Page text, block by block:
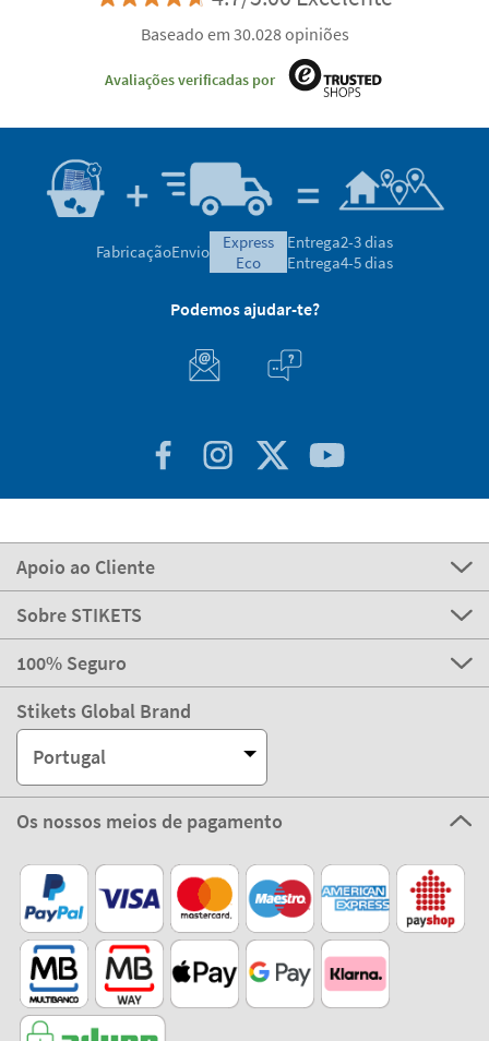
Baseado em 30.028 opiniões
Avaliações verificadas por
FabricaçãoEnvio
express
eco
Entrega2-3 dias
Entrega4-5 dias
Podemos ajudar-te?
Apoio ao Cliente
Sobre STIKETS
100% Seguro
Stikets Global Brand
Portugal
Os nossos meios de pagamento